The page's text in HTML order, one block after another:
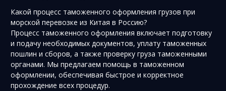
Какой процесс таможенного оформления грузов при
морской перевозке из Китая в Россию?
Процесс таможенного оформления включает подготовку
и подачу необходимых документов, уплату таможенных
пошлин и сборов, а также проверку груза таможенными
органами. Мы предлагаем помощь в таможенном
оформлении, обеспечивая быстрое и корректное
прохождение всех процедур.